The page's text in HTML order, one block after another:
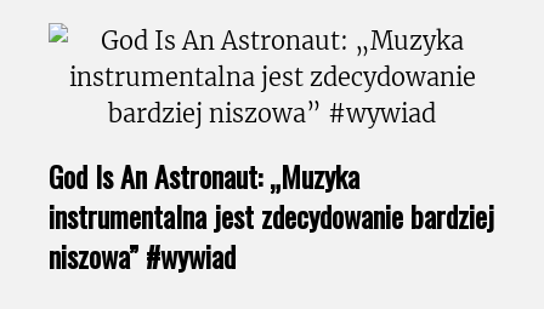
God Is An Astronaut: „Muzyka
instrumentalna jest zdecydowanie bardziej
niszowa” #wywiad